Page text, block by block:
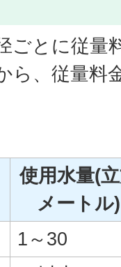
ごとに従量
ら、従量料
使用水量(
メートル)
1～30